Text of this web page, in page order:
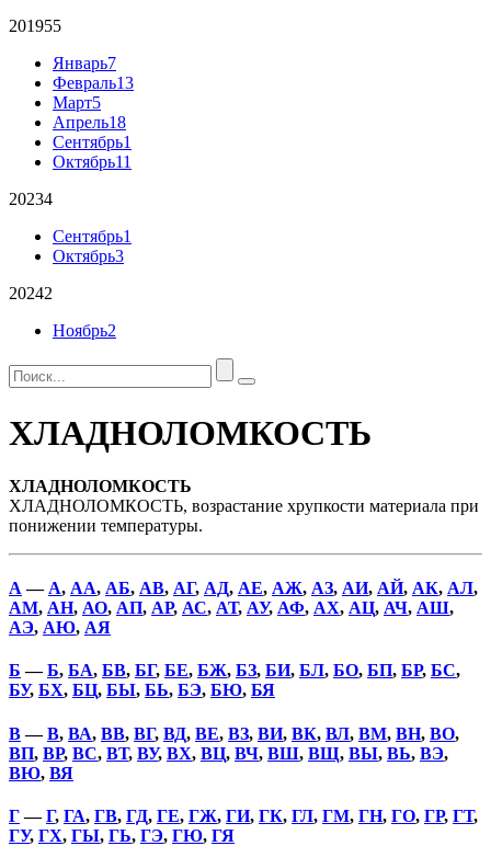
201955
Январь7
Февраль13
Март5
Апрель18
Сентябрь1
Октябрь11
20234
Сентябрь1
Октябрь3
20242
Ноябрь2
ХЛАДНОЛОМКОСТЬ
ХЛАДНОЛОМКОСТЬ
ХЛАДНОЛОМКОСТЬ, возрастание хрупкости материала при
понижении температуры.
А — А, АА, АБ, АВ, АГ, АД, АЕ, АЖ, АЗ, АИ, АЙ, АК, АЛ,
АМ, АН, АО, АП, АР, АС, АТ, АУ, АФ, АХ, АЦ, АЧ, АШ,
АЭ, АЮ, АЯ
Б —Б, БА, БВ, БГ, БЕ, БЖ, БЗ, БИ, БЛ, БО, БП, БР, БС,
БУ, БХ, БЦ, БЫ, БЬ, БЭ, БЮ, БЯ
В—В, ВА, ВВ, ВГ, ВД, ВЕ, ВЗ, ВИ, ВК, ВЛ, ВМ, ВН, ВО,
ВП, ВР, ВС, ВТ, ВУ, ВХ, ВЦ, ВЧ, ВШ, ВЩ, ВЫ, ВЬ, ВЭ,
ВЮ, ВЯ
Г—Г, ГА, ГВ, ГД, ГЕ, ГЖ, ГИ, ГК, ГЛ, ГМ, ГН, ГО, ГР, ГТ,
ГУ, ГХ, ГЫ, ГЬ, ГЭ, ГЮ, ГЯ